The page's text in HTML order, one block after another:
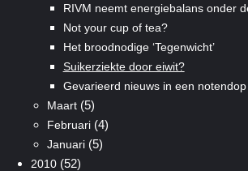
RIVM neemt energiebalans onder
Not your cup of tea?
Het broodnodige ‘Tegenwicht’
Suikerziekte door eiwit?
Gevarieerd nieuws in een notendop
Maart(5)
Februari(4)
Januari(5)
2010(52)